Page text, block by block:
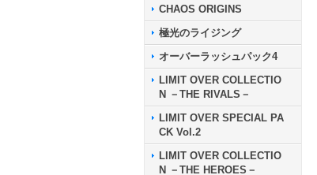
CHAOS ORIGINS
極光のライジング
オーバーラッシュパック4
LIMIT OVER COLLECTIO
N －THE RIVALS－
LIMIT OVER SPECIAL PA
CK Vol.2
LIMIT OVER COLLECTIO
N －THE HEROES－